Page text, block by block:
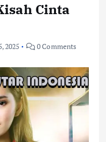
Cinta
2025 0 Comments